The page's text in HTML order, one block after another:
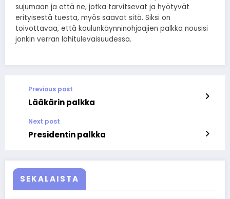
sujumaan ja että ne, jotka tarvitsevat ja hyötyvät
erityisestä tuesta, myös saavat sitä. Siksi on
toivottavaa, että koulunkäynninohjaajien palkka nousisi
jonkin verran lähitulevaisuudessa.
Previous post
Lääkärin palkka
Next post
Presidentin palkka
SEKALAISTA